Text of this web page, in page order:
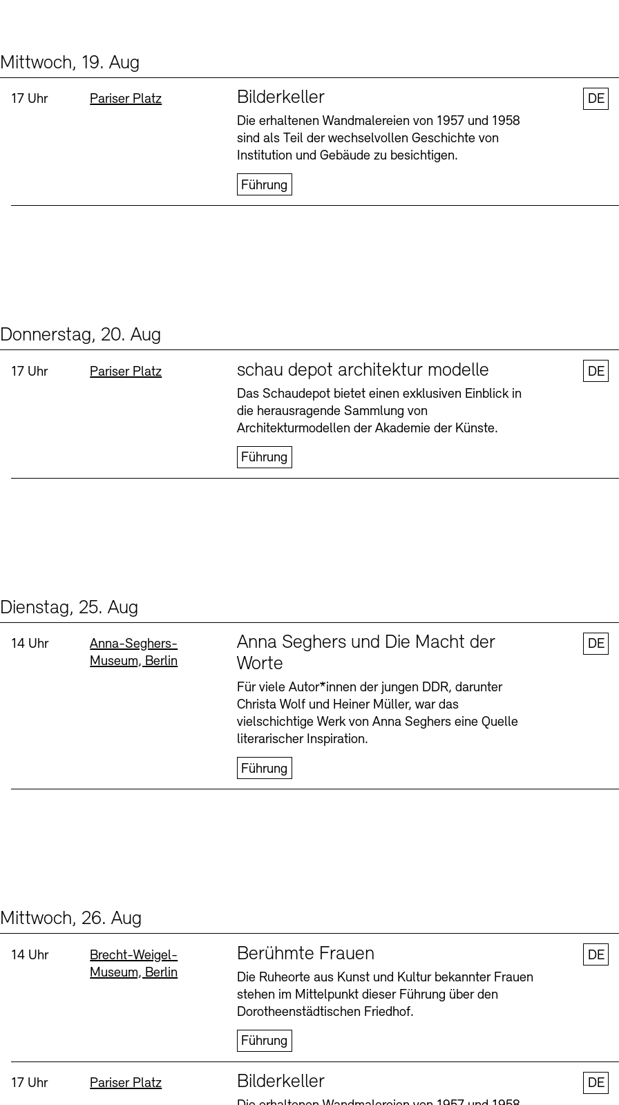
Mittwoch, 19. Aug
Uhrzeit:
17 Uhr Standort
Pariser Platz Bilderkeller
Die erhaltenen Wandmalereien von 1957 und 1958
sind als Teil der wechselvollen Geschichte von
Institution und Gebäude zu besichtigen.
Führung
DE
Donnerstag, 20. Aug
Uhrzeit:
17 Uhr Standort
Pariser Platz schau depot architektur modelle
Das Schaudepot bietet einen exklusiven Einblick in
die herausragende Sammlung von
Architekturmodellen der Akademie der Künste.
Führung
DE
Dienstag, 25. Aug
Uhrzeit:
14 Uhr Standort
Anna-Seghers-
Museum, Berlin
Anna Seghers und Die Macht der
Worte
Für viele Autor*innen der jungen DDR, darunter
Christa Wolf und Heiner Müller, war das
vielschichtige Werk von Anna Seghers eine Quelle
literarischer Inspiration.
Führung
DE
Mittwoch, 26. Aug
Uhrzeit:
14 Uhr Standort
Brecht-Weigel-
Museum, Berlin
Berühmte Frauen
Die Ruheorte aus Kunst und Kultur bekannter Frauen
stehen im Mittelpunkt dieser Führung über den
Dorotheenstädtischen Friedhof.
Führung
DE
Uhrzeit:
17 Uhr Standort
Pariser Platz Bilderkeller
DE